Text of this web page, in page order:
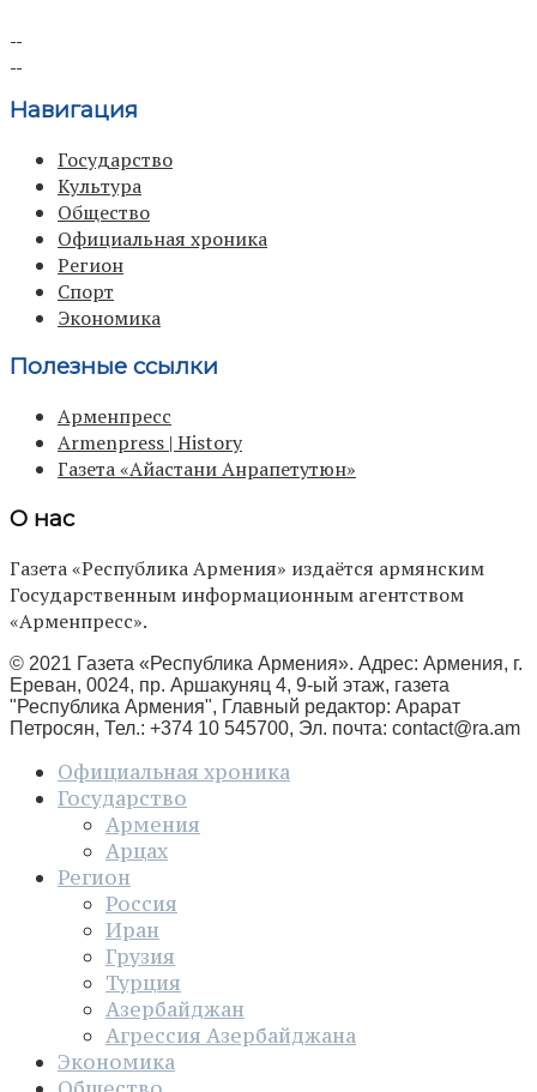
Навигация
Государство
Культура
Общество
Официальная хроника
Регион
Спорт
Экономика
Полезные ссылки
Арменпресс
Armenpress | History
Газета «Айастани Анрапетутюн»
О нас
Газета «Республика Армения» издаётся армянским
Государственным информационным агентством
«Арменпресс».
© 2021 Газета «Республика Армения». Адрес: Армения, г.
Ереван, 0024, пр. Аршакуняц 4, 9-ый этаж, газета
"Республика Армения", Главный редактор: Арарат
Петросян, Тел.: +374 10 545700, Эл. почта: contact@ra.am
Официальная хроника
Государство
Армения
Арцах
Регион
Россия
Иран
Грузия
Турция
Азербайджан
Агрессия Азербайджана
Экономика